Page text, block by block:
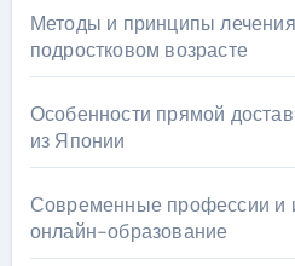
Методы и принципы
подростковом возрасте
Особенности прямой
из Японии
Современные профессии и
онлайн-образование